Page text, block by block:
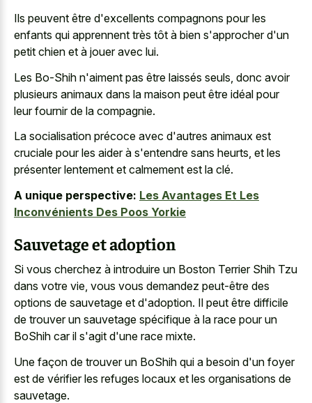
Ils peuvent être d'excellents compagnons pour les
enfants qui apprennent très tôt à bien s'approcher d'un
petit chien et à jouer avec lui.
Les Bo-Shih n'aiment pas être laissés seuls, donc avoir
plusieurs animaux dans la maison peut être idéal pour
leur fournir de la compagnie.
La socialisation précoce avec d'autres animaux est
cruciale pour les aider à s'entendre sans heurts, et les
présenter lentement et calmement est la clé.
A unique perspective: Les Avantages Et Les
Inconvénients Des Poos Yorkie
Sauvetage et adoption
Si vous cherchez à introduire un Boston Terrier Shih Tzu
dans votre vie, vous vous demandez peut-être des
options de sauvetage et d'adoption. Il peut être difficile
de trouver un sauvetage spécifique à la race pour un
BoShih car il s'agit d'une race mixte.
Une façon de trouver un BoShih qui a besoin d'un foyer
est de vérifier les refuges locaux et les organisations de
sauvetage.